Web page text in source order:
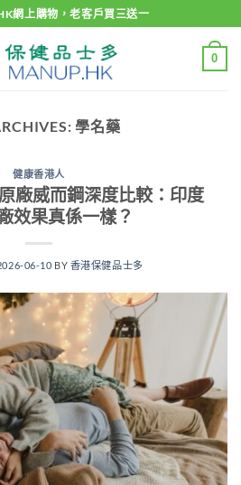
網上購物，老客戶買三送一
0
學名藥
健康香港人
廠威而鋼深度比較：印度
效果真係一樣？
06-10 BY 香港保健品士多